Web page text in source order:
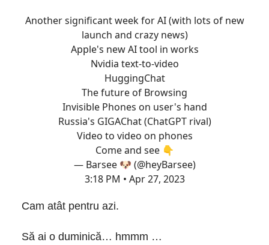
Another significant week for AI (with lots of new
launch and crazy news)
Apple's new AI tool in works
Nvidia text-to-video
HuggingChat
The future of Browsing
Invisible Phones on user's hand
Russia's GIGAChat (ChatGPT rival)
Video to video on phones
Come and see 👇
— Barsee 🐶 (@heyBarsee)
3:18 PM • Apr 27, 2023
Cam atât pentru azi.
Să ai o duminică… hmmm …